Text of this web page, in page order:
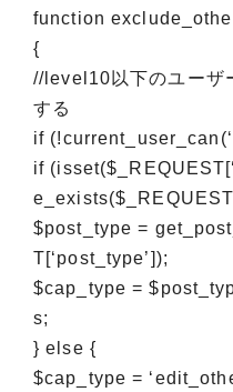
function
{
//level10以下のユーザ
する
if
if
$post_type =
T[‘post_type’]);
$cap_type =
s;
} else {
$cap_type =